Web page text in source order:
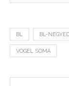
BL BL-
VOGEL SOMA